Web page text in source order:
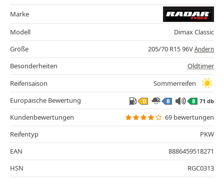
Marke
Modell
Dimax Classic
Größe
205/70 R15 96V Ändern
Besonderheiten
Oldtimer
Reifensaison
Sommerreifen
Europäische Bewertung
D B B 71 db
Kundenbewertungen
69 bewertungen
Reifentyp
PKW
EAN
8886459518271
HSN
RGC0313